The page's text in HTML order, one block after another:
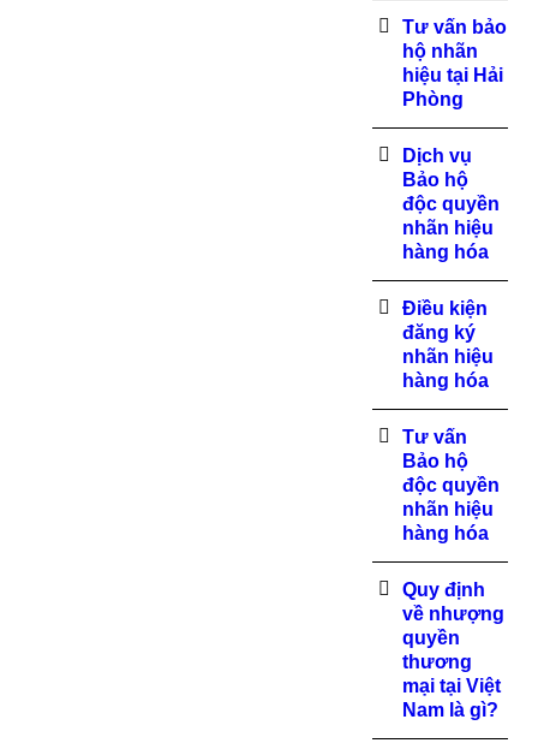
Tư vấn bảo
hộ nhãn
hiệu tại Hải
Phòng
Dịch vụ
Bảo hộ
độc quyền
nhãn hiệu
hàng hóa
Điều kiện
đăng ký
nhãn hiệu
hàng hóa
Tư vấn
Bảo hộ
độc quyền
nhãn hiệu
hàng hóa
Quy định
về nhượng
quyền
thương
mại tại Việt
Nam là gì?